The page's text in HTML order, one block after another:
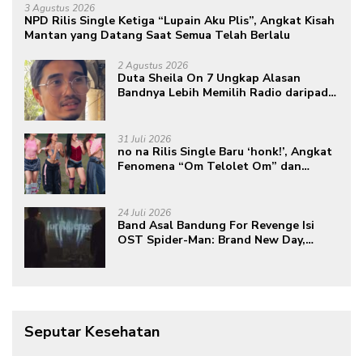
3 Agustus 2026
NPD Rilis Single Ketiga “Lupain Aku Plis”, Angkat Kisah
Mantan yang Datang Saat Semua Telah Berlalu
2 Agustus 2026
Duta Sheila On 7 Ungkap Alasan
Bandnya Lebih Memilih Radio daripada
31 Juli 2026
no na Rilis Single Baru ‘honk!’, Angkat
Fenomena “Om Telolet Om” dan
24 Juli 2026
Band Asal Bandung For Revenge Isi
OST Spider-Man: Brand New Day,
Seputar Kesehatan